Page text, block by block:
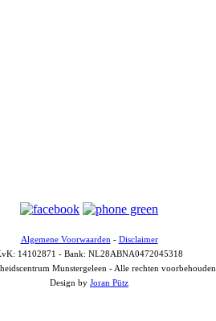
Algemene Voorwaarden - Disclaimer
14102871 - Bank: NL28ABNA0472045318
Munstergeleen - Alle rechten voorbehouden
Design by Joran Pütz